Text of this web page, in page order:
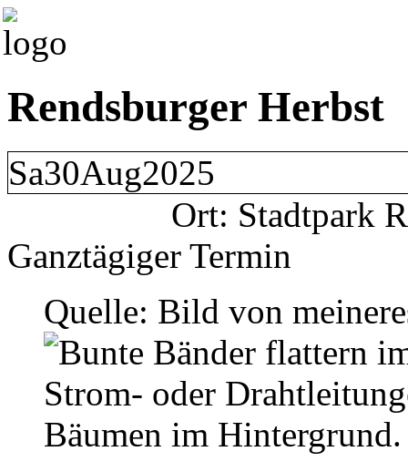
Rendsburger Herbst
Sa30Aug2025
Ort: Stadtpark
Ganztägiger Termin
Quelle: Bild von